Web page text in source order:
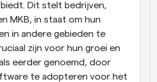
Dit stelt bedrijven,
MKB, in staat om hun
in andere gebieden te
zijn voor hun groei en
eerder genoemd, door
te adopteren voor het